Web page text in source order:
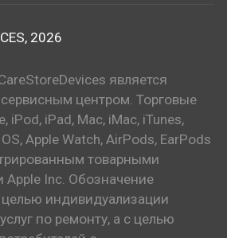
2026
является
центром. Торговые
iPod, iPad, Mac, iMac, iTunes,
Apple Watch, AirPods, EarPods
товарными
Inc. Обозначение
целью индивидуализации
по ремонту, а с целью